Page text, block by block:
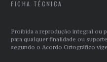
FICHA TÉCNICA
Proibida a reprodução integral ou
para qualquer finalidade ou
segundo o Acordo Ortográfico